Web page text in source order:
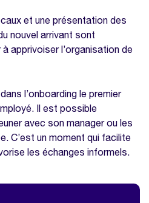
et une présentation des
nouvel arrivant sont
apprivoiser l’organisation de
l’onboarding le premier
Il est possible
avec son manager ou les
C’est un moment qui facilite
les échanges informels.